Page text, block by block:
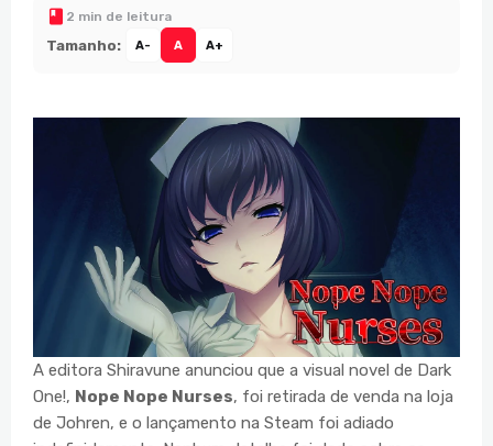
2 min de leitura
Tamanho: A- A A+
A editora Shiravune anunciou que a visual novel de Dark
One!, Nope Nope Nurses, foi retirada de venda na loja
de Johren, e o lançamento na Steam foi adiado